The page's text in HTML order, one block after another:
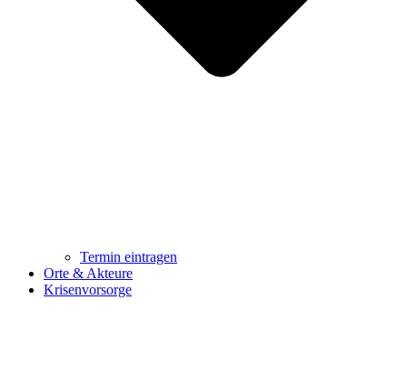
Termin eintragen
Orte & Akteure
Krisenvorsorge